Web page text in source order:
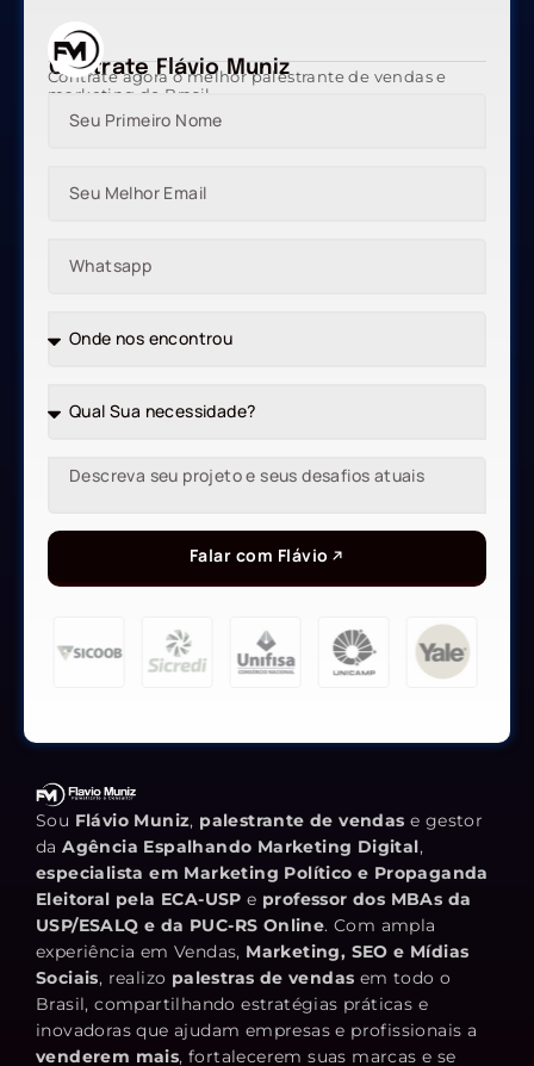
Contrate Flávio Muniz
Contrate agora o melhor palestrante de vendas e
marketing do Brasil
Falar com Flávio
Sou Flávio Muniz, palestrante de vendas e gestor
daAgência Espalhando Marketing Digital,
especialista em Marketing Político e Propaganda
Eleitoral pela ECA-USP e professor dos MBAs da
USP/ESALQ e da PUC-RS Online. Com ampla
experiência em Vendas, Marketing, SEO e Mídias
Sociais, realizo palestras de vendas em todo o
Brasil, compartilhando estratégias práticas e
inovadoras que ajudam empresas e profissionais a
venderem mais, fortalecerem suas marcas e se